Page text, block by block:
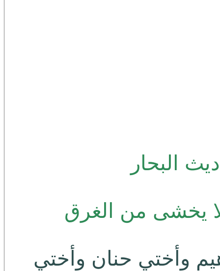
البحار
يخشى من الغرق
وأختي حنان وأختي